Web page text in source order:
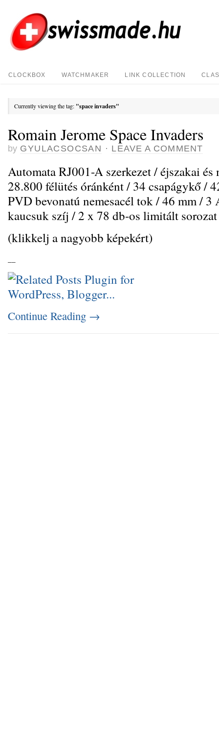
CLOCKBOX WATCHMAKER LINK COLLECTION
Currently viewing the tag: "space invaders"
Romain Jerome Space Invaders
by GYULACSOCSAN · LEAVE A COMMENT
Automata RJ001-A szerkezet / éjszakai
28.800 félütés óránként / 34 csapágykő /
PVD bevonatú nemesacél tok / 46 mm /
kaucsuk szíj / 2 x 78 db-os limitált sorozat
(klikkelj a nagyobb képekért)
Continue Reading →